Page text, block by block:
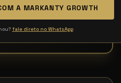
A MARKANTY GROWTH
fale direto no WhatsApp